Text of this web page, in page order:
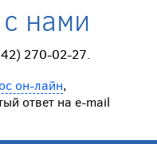
нами
270-02-27.
он-лайн,
ответ на e-mail